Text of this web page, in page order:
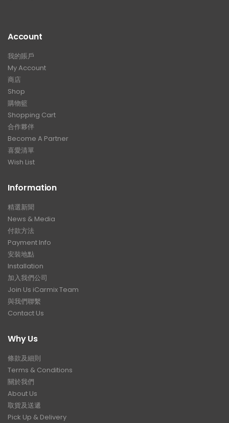
Account
我的賬戶
My Account
商店
Shop
購物籃
Shopping Cart
合作夥伴
Become A Partner
喜愛清單
Wish List
Information
精選新聞
News & Media
付款方法
Payment Info
安裝地點
Installation
加入我們公司
Join Us iCarmix Team
與我們聯繫
Contact Us
Why Us
條款及細則
Terms & Conditions
關於我們
About Us
取貨及送遞
Pick Up & Delivery